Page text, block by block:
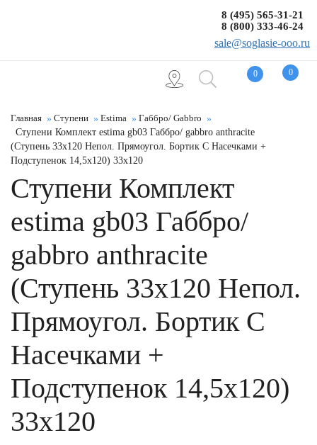
0 0
8 (495) 565-31-21
8 (800) 333-46-24
sale@soglasie-ooo.ru
Главная Ступени Estima
Габбро/ Gabbro
Ступени Комплект estima gb03 Габбро/ gabbro anthracite
(Ступень 33x120 Непол. Прямоугол. Бортик С Насечками +
Подступенок 14,5x120) 33x120
Ступени Комплект
estima gb03 Габбро/
gabbro anthracite
(Ступень 33x120 Непол.
Прямоугол. Бортик С
Насечками +
Подступенок 14,5x120)
33x120